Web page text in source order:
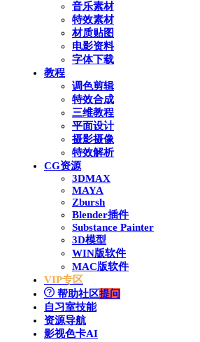
音乐素材
特效素材
材质贴图
电影资料
字体下载
教程
调色剪辑
特效合成
三维教程
平面设计
摄影摄像
特效解析
CG资源
3DMAX
MAYA
Zbursh
Blender插件
Substance Painter
3D模型
WIN版软件
MAC版软件
VIP专区
帮助社区提问
自习室技能
资源导航
影视色卡AI